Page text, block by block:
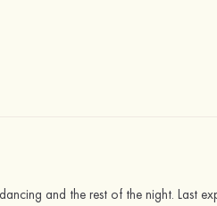
and the rest of the night. Last